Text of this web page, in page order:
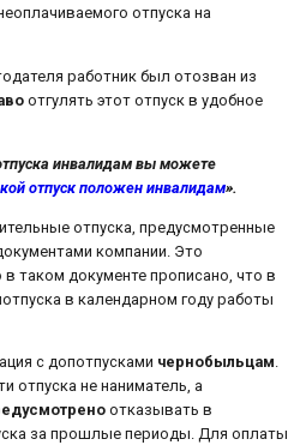
отпуска на
работник был отозван из
отгулять этот отпуск в удобное
инвалидам вы можете
отпуск положен инвалидам».
отпуска, предусмотренные
компании. Это
таком документе прописано, что в
в календарном году работы
с допотпусками чернобыльцам.
отпуска не наниматель, а
отказывать в
за прошлые периоды. Для оплаты